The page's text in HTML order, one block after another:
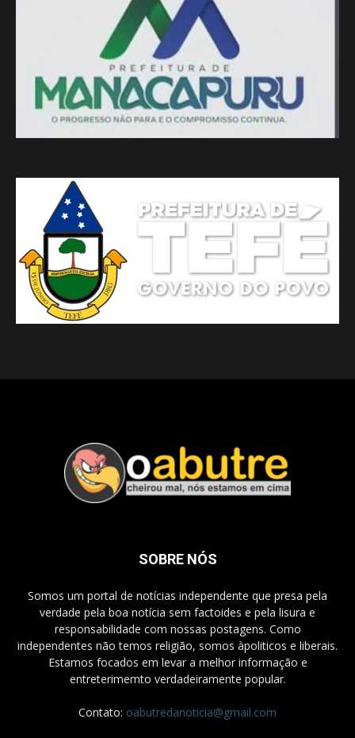
SOBRE NÓS
Somos um portal de notícias independente que presa pela
verdade pela boa notícia sem factoides e pela lisura e
responsabilidade com nossas postagens. Como
independentes não temos religião, somos àpoliticos e liberais.
Estamos focados em levar a melhor informação e
entreterimemto verdadeiramente popular.
Contato: oabutredanoticia@gmail.com